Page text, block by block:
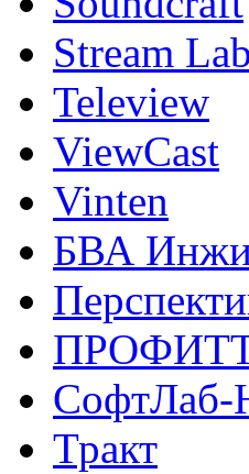
Stream
Teleview
ViewCast
Vinten
БВА
Тракт